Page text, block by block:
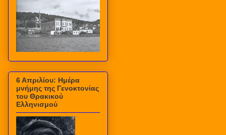
6 Απριλίου: Ημέρα
μνήμης της Γενοκτονίας
του Θρακικού
Ελληνισμού